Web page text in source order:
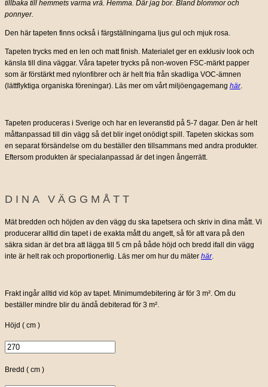
tillbaka till hemmets varma vrå. Hemma. Där jag bor. Bland blommor och
ponnyer.
Den här tapeten finns också i färgställningarna ljus gul och mjuk rosa.
Tapeten trycks med en len och matt finish. Materialet ger en exklusiv look och
känsla till dina väggar. Våra tapeter trycks på non-woven FSC-märkt papper
som är förstärkt med nylonfibrer och är helt fria från skadliga VOC-ämnen
(lättflyktiga organiska föreningar). Läs mer om vårt miljöengagemang här.
Tapeten produceras i Sverige och har en leveranstid på 5-7 dagar. Den är helt
måttanpassad till din vägg så det blir inget onödigt spill. Tapeten skickas som
en separat försändelse om du beställer den tillsammans med andra produkter.
Eftersom produkten är specialanpassad är det ingen ångerrätt.
DINA VÄGGMÅTT
Mät bredden och höjden av den vägg du ska tapetsera och skriv in dina mått. Vi
producerar alltid din tapet i de exakta mått du angett, så för att vara på den
säkra sidan är det bra att lägga till 5 cm på både höjd och bredd ifall din vägg
inte är helt rak och proportionerlig. Läs mer om hur du mäter här.
Frakt ingår alltid vid köp av tapet. Minimumdebitering är för 3 m². Om du
beställer mindre blir du ändå debiterad för 3 m².
Höjd ( cm )
Bredd ( cm )